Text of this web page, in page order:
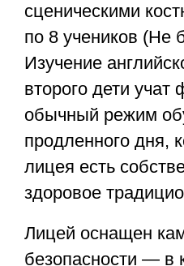
сценическими
по 8 учеников (Не
Изучение
второго дети
обычный режим
продленного дня,
лицея есть
здоровое
Лицей оснащен
безопасности — в